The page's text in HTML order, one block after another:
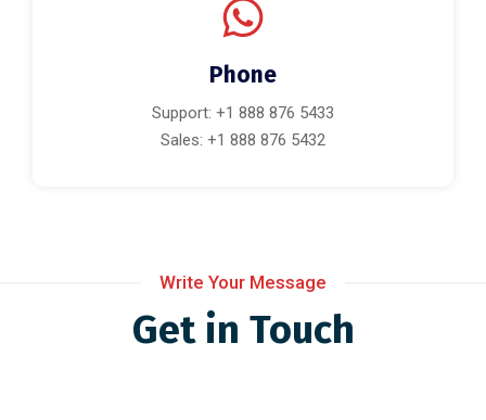
Phone
Support: +1 888 876 5433
Sales: +1 888 876 5432
Write Your Message
Get in Touch